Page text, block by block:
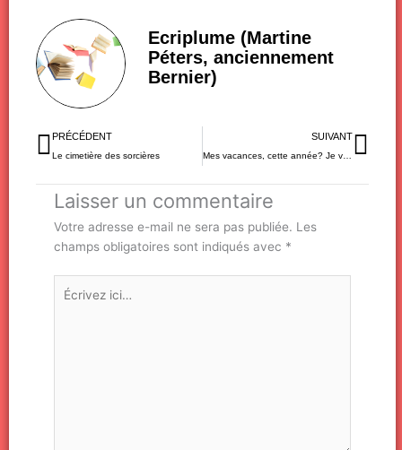
Ecriplume (Martine
Péters, anciennement
Bernier)
Précédent
PRÉCÉDENT
Le cimetière des sorcières
SUIVANT
Mes vacances, cette année? Je vais sur Mars!
Laisser un commentaire
Votre adresse e-mail ne sera pas publiée. Les
champs obligatoires sont indiqués avec *
Écrivez
ici…